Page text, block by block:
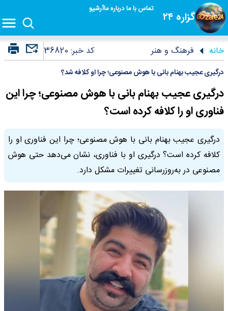
گزاره ۲۴
تماس با مادرباره ماآرشیو
خانه فرهنگ و هنر کد خبر: 36820
درگیری عجیب بهنام بانی با هوش مصنوعی؛ چرا او کلافه شد؟
درگیری عجیب بهنام بانی با هوش مصنوعی؛ چرا این
فناوری او را کلافه کرده است؟
درگیری عجیب بهنام بانی با هوش مصنوعی؛ چرا این فناوری او را
کلافه کرده است؟ درگیری او با فناوری، نشان می‌دهد حتی هوش
مصنوعی در به‌روزرسانی تغییرات مشکل دارد.